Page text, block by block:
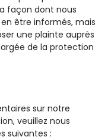
façon dont nous
être informés, mais
une plainte auprès
de la protection
sur notre
veuillez nous
suivantes :